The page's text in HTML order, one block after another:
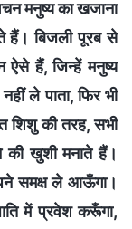
मनुष्य का खजाना
हैं। बिजली पूरब से
हैं, जिन्हें मनुष्य
ले पाता, फिर भी
शिशु की तरह, सभी
खुशी मनाते हैं।
समक्ष ले आऊँगा।
में प्रवेश करूँगा,